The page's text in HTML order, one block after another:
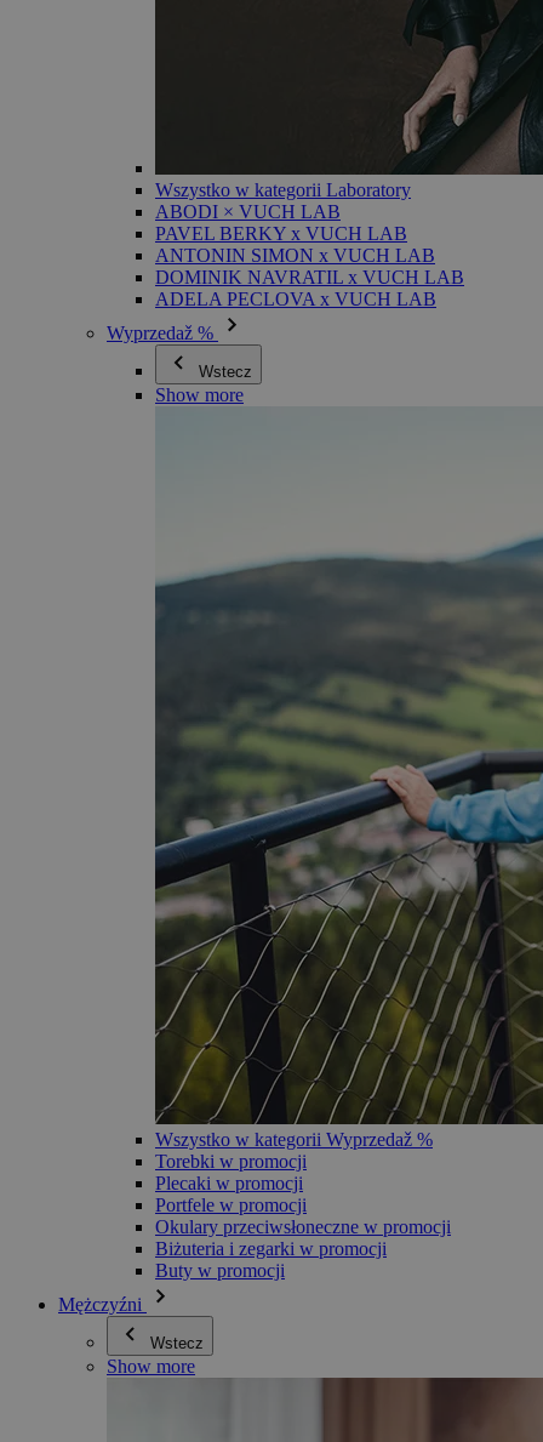
Wszystko w kategorii Laboratory
ABODI × VUCH LAB
PAVEL BERKY x VUCH LAB
ANTONIN SIMON x VUCH LAB
DOMINIK NAVRATIL x VUCH LAB
ADELA PECLOVA x VUCH LAB
Wyprzedaž %
Wstecz
Show more
Wszystko w kategorii Wyprzedaž %
Torebki w promocji
Plecaki w promocji
Portfele w promocji
Okulary przeciwsłoneczne w promocji
Biżuteria i zegarki w promocji
Buty w promocji
Mężczyźni
Wstecz
Show more